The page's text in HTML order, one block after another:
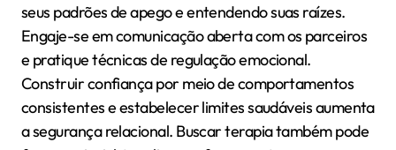
seus padrões de apego e entendendo suas raízes.
Engaje-se em comunicação aberta com os parceiros
e pratique técnicas de regulação emocional.
Construir confiança por meio de comportamentos
consistentes e estabelecer limites saudáveis aumenta
a segurança relacional. Buscar terapia também pode